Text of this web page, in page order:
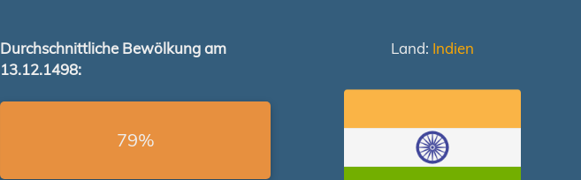
Durchschnittliche Bewölkung am
13.12.1498:
79%
Land: Indien